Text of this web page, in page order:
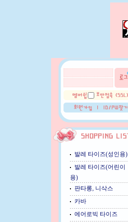
발레 타이즈(성인용)
발레 타이즈(어린이
용)
판타롱, 니삭스
카바
에어로빅 타이즈